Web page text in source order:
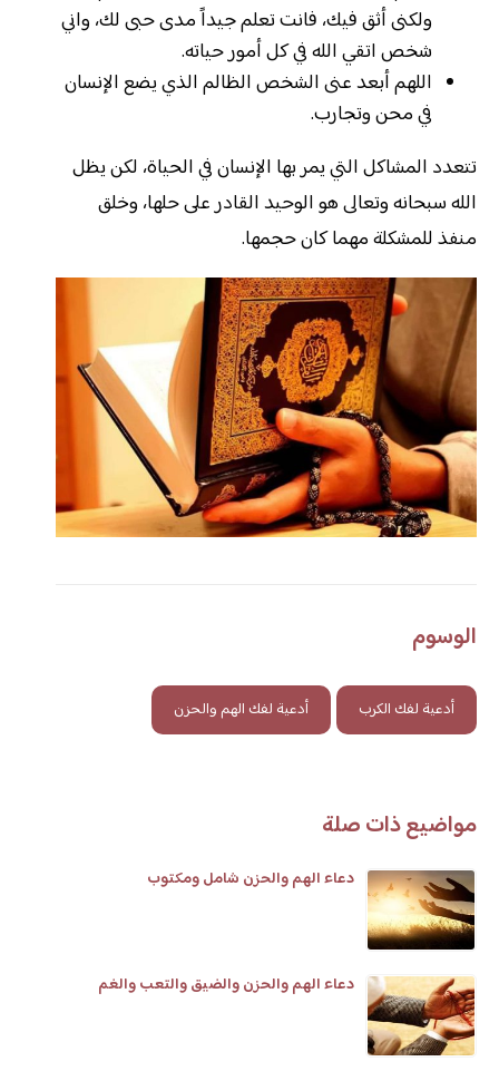
ولكنى أثق فيك، فانت تعلم جيداً مدى حبى لك، واني
شخص اتقي الله في كل أمور حياته.
اللهم أبعد عنى الشخص الظالم الذي يضع الإنسان
في محن وتجارب.
تتعدد المشاكل التي يمر بها الإنسان في الحياة، لكن يظل
الله سبحانه وتعالى هو الوحيد القادر على حلها، وخلق
منفذ للمشكلة مهما كان حجمها.
الوسوم
أدعية لفك الكرب أدعية لفك الهم والحزن
مواضيع ذات صلة
دعاء الهم والحزن شامل ومكتوب
دعاء الهم والحزن والضيق والتعب والغم